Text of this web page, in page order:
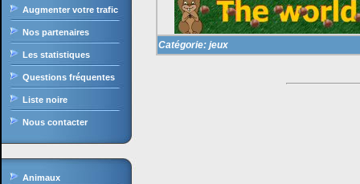
Augmenter votre trafic
Nos partenaires
Les statistiques
Questions fréquentes
Liste noire
Nous contacter
Animaux
Catégorie: jeux